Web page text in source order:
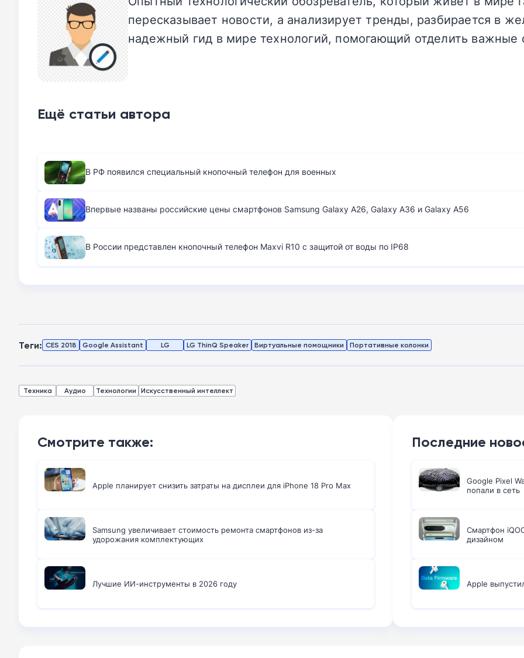
пересказывает новости, а анализирует тренды, разбирается в
надежный гид в мире технологий, помогающий отделить важные
Ещё статьи автора
В РФ появился специальный кнопочный телефон для военных
Впервые названы российские цены смартфонов Samsung Galaxy A26, Galaxy A36 и Galaxy A56
В России представлен кнопочный телефон Maxvi R10 с защитой от воды по IP68
Теги: CES 2018 Google Assistant LG LG ThinQ Speaker Виртуальные помощники Портативные колонки
Техника Аудио Технологии Искусственный интеллект
Смотрите также:
Apple планирует снизить затраты на дисплеи для iPhone 18 Pro Max
Samsung увеличивает стоимость ремонта смартфонов из-за
удорожания комплектующих
Лучшие ИИ-инструменты в 2026 году
Последние
Google Pixel
попали в сеть
Смартфон
дизайном
Apple